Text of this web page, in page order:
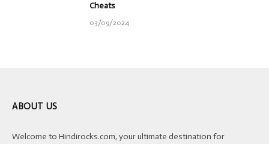
Cheats
03/09/2024
ABOUT US
Welcome to Hindirocks.com, your ultimate destination for